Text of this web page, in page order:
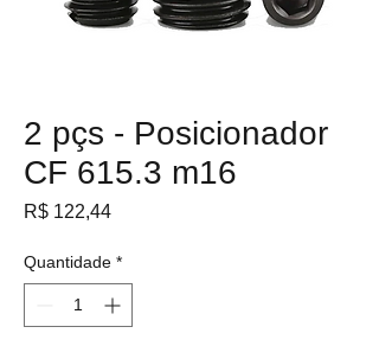
2 pçs - Posicionador
CF 615.3 m16
R$ 122,44Preço
Quantidade *